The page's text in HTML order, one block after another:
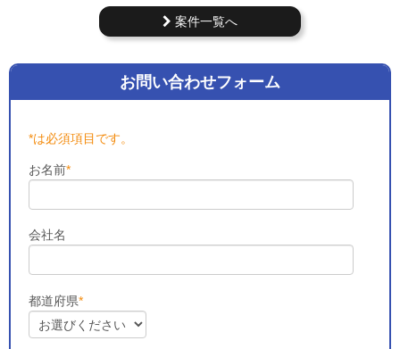
案件一覧へ
お問い合わせフォーム
*は必須項目です。
お名前*
会社名
都道府県*